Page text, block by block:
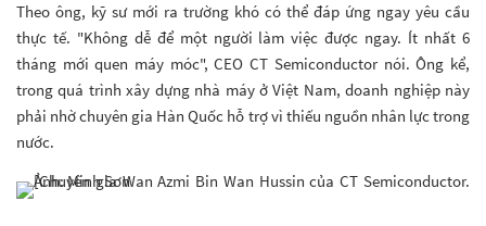
Theo ông, kỹ sư mới ra trường khó có thể đáp ứng ngay yêu cầu
thực tế. "Không dễ để một người làm việc được ngay. Ít nhất 6
tháng mới quen máy móc", CEO CT Semiconductor nói. Ông kể,
trong quá trình xây dựng nhà máy ở Việt Nam, doanh nghiệp này
phải nhờ chuyên gia Hàn Quốc hỗ trợ vì thiếu nguồn nhân lực trong
nước.